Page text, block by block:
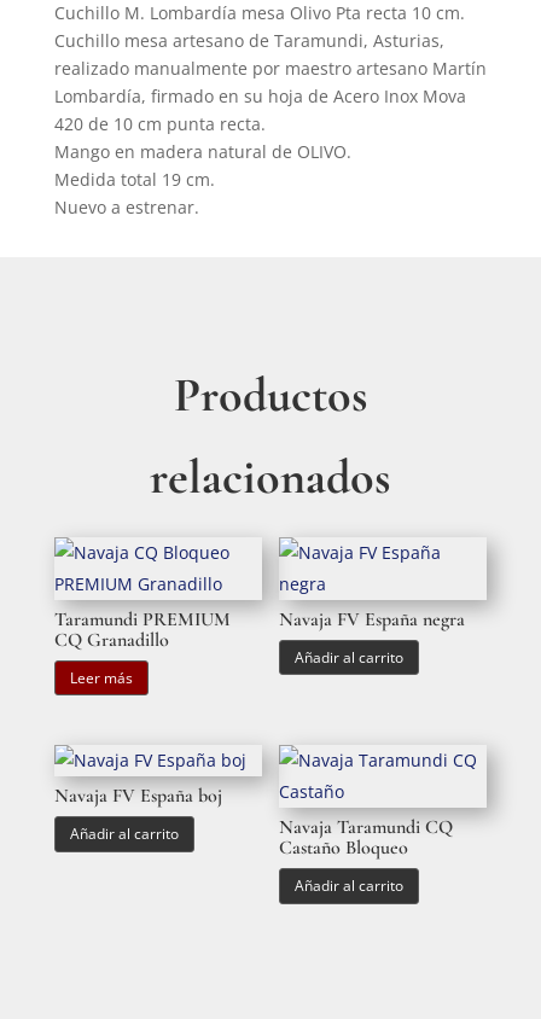
Cuchillo M. Lombardía mesa Olivo Pta recta 10 cm.
Cuchillo mesa artesano de Taramundi, Asturias,
realizado manualmente por maestro artesano Martín
Lombardía, firmado en su hoja de Acero Inox Mova
420 de 10 cm punta recta.
Mango en madera natural de OLIVO.
Medida total 19 cm.
Nuevo a estrenar.
Productos
relacionados
Taramundi PREMIUM
CQ Granadillo
Leer más
Navaja FV España negra
Añadir al carrito
Navaja FV España boj
Añadir al carrito
Navaja Taramundi CQ
Castaño Bloqueo
Añadir al carrito